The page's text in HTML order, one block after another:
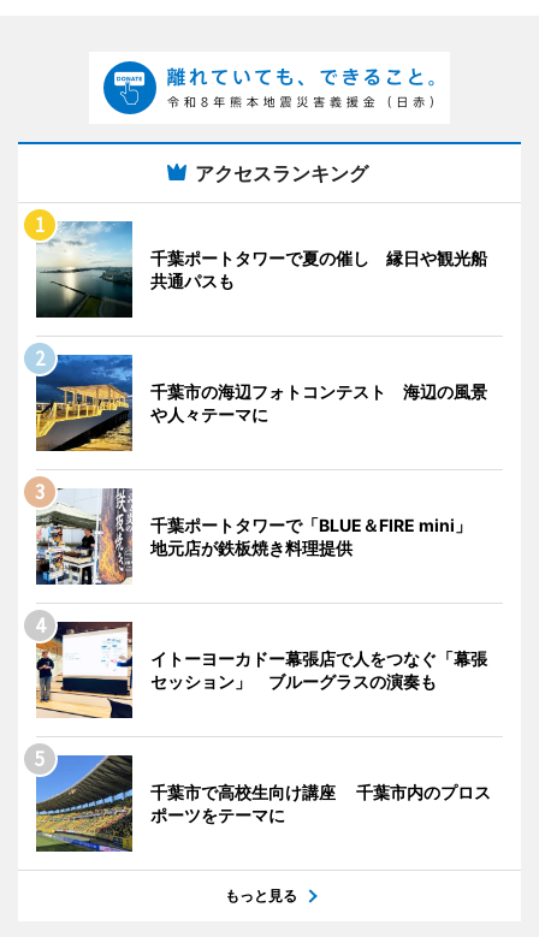
アクセスランキング
千葉ポートタワーで夏の催し 縁日や観光船
共通パスも
千葉市の海辺フォトコンテスト 海辺の風景
や人々テーマに
千葉ポートタワーで「BLUE＆FIRE mini」
地元店が鉄板焼き料理提供
イトーヨーカドー幕張店で人をつなぐ「幕張
セッション」 ブルーグラスの演奏も
千葉市で高校生向け講座 千葉市内のプロス
ポーツをテーマに
もっと見る